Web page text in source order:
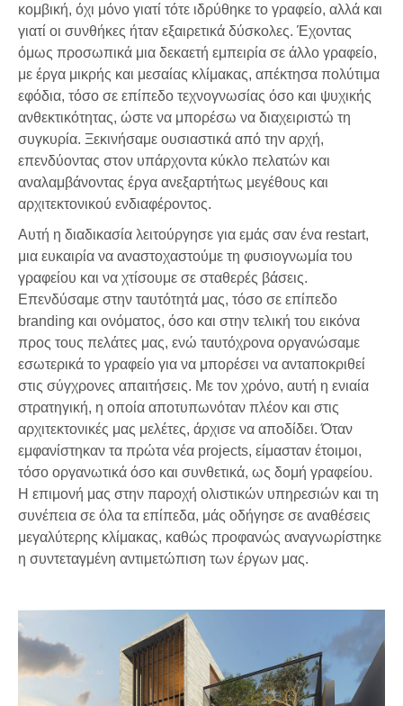
κομβική, όχι μόνο γιατί τότε ιδρύθηκε το γραφείο, αλλά και
γιατί οι συνθήκες ήταν εξαιρετικά δύσκολες. Έχοντας
όμως προσωπικά μια δεκαετή εμπειρία σε άλλο γραφείο,
με έργα μικρής και μεσαίας κλίμακας, απέκτησα πολύτιμα
εφόδια, τόσο σε επίπεδο τεχνογνωσίας όσο και ψυχικής
ανθεκτικότητας, ώστε να μπορέσω να διαχειριστώ τη
συγκυρία. Ξεκινήσαμε ουσιαστικά από την αρχή,
επενδύοντας στον υπάρχοντα κύκλο πελατών και
αναλαμβάνοντας έργα ανεξαρτήτως μεγέθους και
αρχιτεκτονικού ενδιαφέροντος.
Αυτή η διαδικασία λειτούργησε για εμάς σαν ένα restart,
μια ευκαιρία να αναστοχαστούμε τη φυσιογνωμία του
γραφείου και να χτίσουμε σε σταθερές βάσεις.
Επενδύσαμε στην ταυτότητά μας, τόσο σε επίπεδο
branding και ονόματος, όσο και στην τελική του εικόνα
προς τους πελάτες μας, ενώ ταυτόχρονα οργανώσαμε
εσωτερικά το γραφείο για να μπορέσει να ανταποκριθεί
στις σύγχρονες απαιτήσεις. Με τον χρόνο, αυτή η ενιαία
στρατηγική, η οποία αποτυπωνόταν πλέον και στις
αρχιτεκτονικές μας μελέτες, άρχισε να αποδίδει. Όταν
εμφανίστηκαν τα πρώτα νέα projects, είμασταν έτοιμοι,
τόσο οργανωτικά όσο και συνθετικά, ως δομή γραφείου.
Η επιμονή μας στην παροχή ολιστικών υπηρεσιών και τη
συνέπεια σε όλα τα επίπεδα, μάς οδήγησε σε αναθέσεις
μεγαλύτερης κλίμακας, καθώς προφανώς αναγνωρίστηκε
η συντεταγμένη αντιμετώπιση των έργων μας.